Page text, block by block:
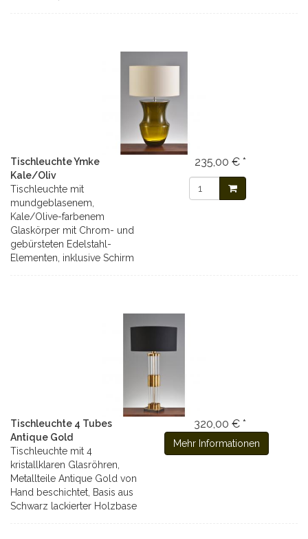
Tischleuchte Ymke
Kale/Oliv
Tischleuchte mit
mundgeblasenem,
Kale/Olive-farbenem
Glaskörper mit Chrom- und
gebürsteten Edelstahl-
Elementen, inklusive Schirm
235,00 € *
Tischleuchte 4 Tubes
Antique Gold
Tischleuchte mit 4
kristallklaren Glasröhren,
Metallteile Antique Gold von
Hand beschichtet, Basis aus
Schwarz lackierter Holzbase
320,00 € *
Mehr Informationen